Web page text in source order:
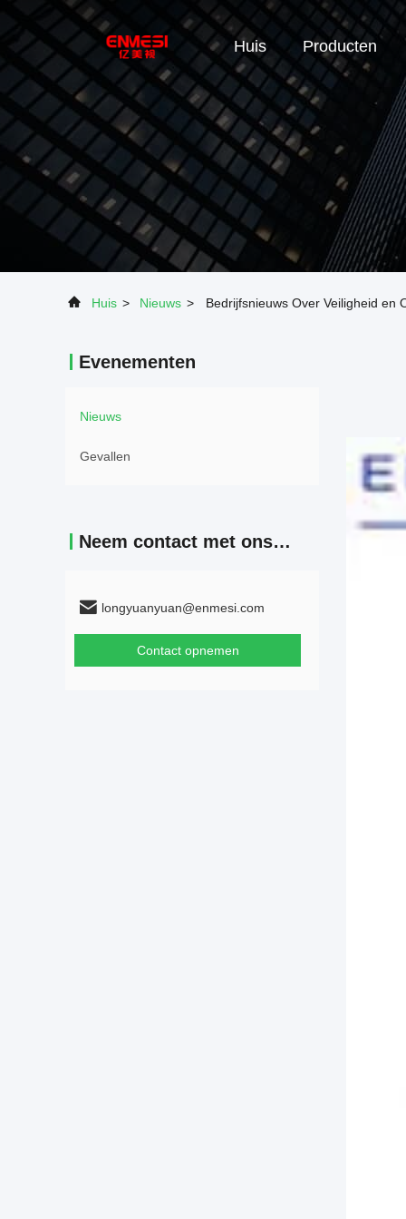
Huis Producten
Huis > Nieuws > Bedrijfsnieuws Over Veiligheid en
Evenementen
Nieuws
Gevallen
Neem contact met ons op
longyuanyuan@enmesi.com
Contact opnemen